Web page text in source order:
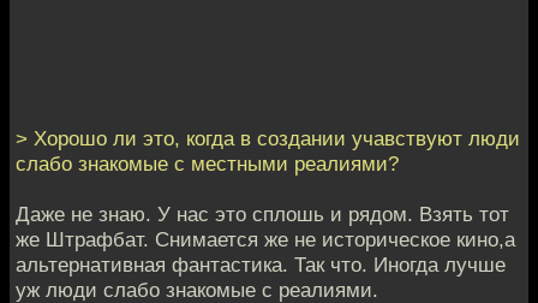
> Хорошо ли это, когда в создании учавствуют люди
слабо знакомые с местными реалиями?
Даже не знаю. У нас это сплошь и рядом. Взять тот
же Штрафбат. Снимается же не историческое кино,а
альтернативная фантастика. Так что. Иногда лучше
уж люди слабо знакомые с реалиями.